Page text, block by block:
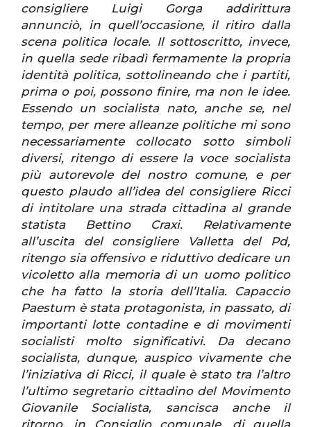
consigliere Luigi Gorga addirittura
annunciò, in quell’occasione, il ritiro dalla
scena politica locale. Il sottoscritto, invece,
in quella sede ribadì fermamente la propria
identità politica, sottolineando che i partiti,
prima o poi, possono finire, ma non le idee.
Essendo un socialista nato, anche se, nel
tempo, per mere alleanze politiche mi sono
necessariamente collocato sotto simboli
diversi, ritengo di essere la voce socialista
più autorevole del nostro comune, e per
questo plaudo all’idea del consigliere Ricci
di intitolare una strada cittadina al grande
statista Bettino Craxi. Relativamente
all’uscita del consigliere Valletta del Pd,
ritengo sia offensivo e riduttivo dedicare un
vicoletto alla memoria di un uomo politico
che ha fatto la storia dell’Italia. Capaccio
Paestum è stata protagonista, in passato, di
importanti lotte contadine e di movimenti
socialisti molto significativi. Da decano
socialista, dunque, auspico vivamente che
l’iniziativa di Ricci, il quale è stato tra l’altro
l’ultimo segretario cittadino del Movimento
Giovanile Socialista, sancisca anche il
ritorno, in Consiglio comunale, di quella